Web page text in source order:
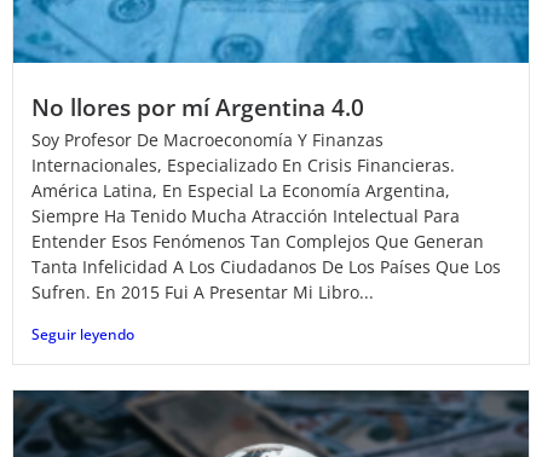
No llores por mí Argentina 4.0
Soy Profesor De Macroeconomía Y Finanzas
Internacionales, Especializado En Crisis Financieras.
América Latina, En Especial La Economía Argentina,
Siempre Ha Tenido Mucha Atracción Intelectual Para
Entender Esos Fenómenos Tan Complejos Que Generan
Tanta Infelicidad A Los Ciudadanos De Los Países Que Los
Sufren. En 2015 Fui A Presentar Mi Libro...
Seguir leyendo